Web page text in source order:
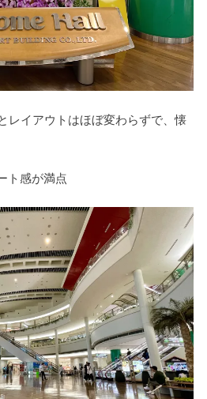
レイアウトはほぼ変わらずで、懐
ト感が満点